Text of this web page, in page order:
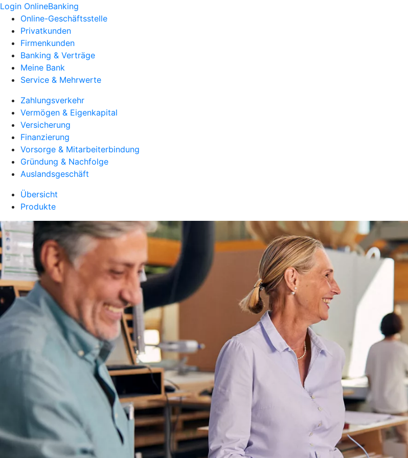
Login OnlineBanking
Online-Geschäftsstelle
Privatkunden
Firmenkunden
Banking & Verträge
Meine Bank
Service & Mehrwerte
Zahlungsverkehr
Vermögen & Eigenkapital
Versicherung
Finanzierung
Vorsorge & Mitarbeiterbindung
Gründung & Nachfolge
Auslandsgeschäft
Übersicht
Produkte